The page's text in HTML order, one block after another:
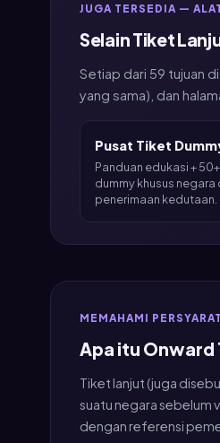
JUGA TERSEDIA —
Selain Tiket
Setiap dari 59 tujuan
yang sama), dan
Pusat Tiket
Panduan edukasi +
dummy khusus
penerimaan kedutaan.
MEMAHAMI
Apa itu Onward
Tiket lanjut (juga
suatu negara sebelum
dengan referensi